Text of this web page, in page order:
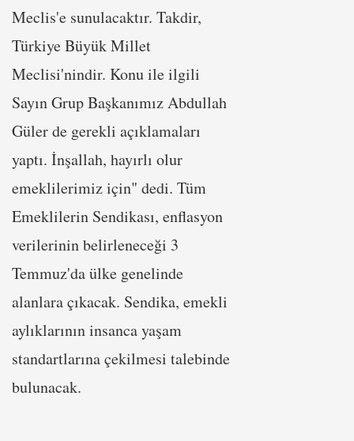
Meclis'e sunulacaktır. Takdir,
Türkiye Büyük Millet
Meclisi'nindir. Konu ile ilgili
Sayın Grup Başkanımız Abdullah
Güler de gerekli açıklamaları
yaptı. İnşallah, hayırlı olur
emeklilerimiz için" dedi. Tüm
Emeklilerin Sendikası, enflasyon
verilerinin belirleneceği 3
Temmuz'da ülke genelinde
alanlara çıkacak. Sendika, emekli
aylıklarının insanca yaşam
standartlarına çekilmesi talebinde
bulunacak.